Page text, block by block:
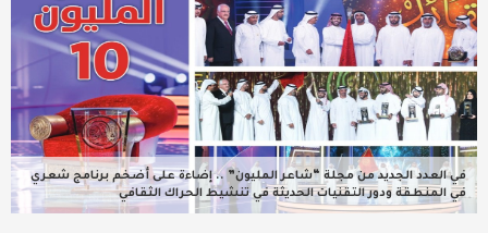
في العدد الجديد من مجلة “شاعر المليون” .. إضاءة على أضخم برنامج شعري
في المنطقة ودور التقنيات الحديثة في تنشيط الحراك الثقافي